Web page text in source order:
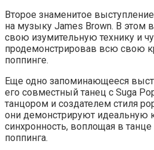
Второе знаменитое
на музыку James Brown. В этом
свою изумительную технику и
продемонстрировав всю свою
поппинге.
Еще одно запоминающееся
его совместный танец с Suga
танцором и создателем стиля
они демонстрируют идеальную
синхронность, воплощая в
поппинга.